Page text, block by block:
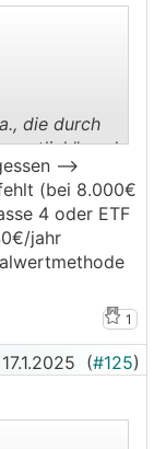
die durch
und
dessen
von fast
möchte
die PV
noch ein
-->
(bei 8.000€
4 oder ETF
jahr
1
17.1.2025 (#125)